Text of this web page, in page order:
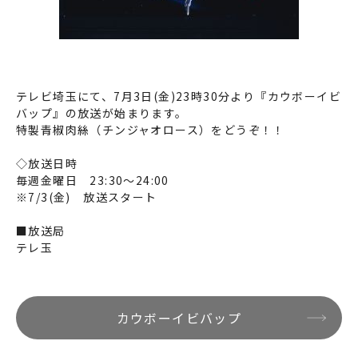
テレビ埼玉にて、7月3日(金)23時30分より『カウボーイビ
バップ』の放送が始まります。
特製青椒肉絲（チンジャオロース）をどうぞ！！
◇放送日時
毎週金曜日 23:30～24:00
※7/3(金) 放送スタート
■放送局
テレ玉
カウボーイビバップ